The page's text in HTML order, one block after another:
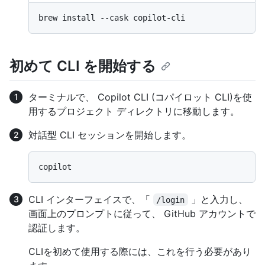
初めて CLI を開始する
ターミナルで、 Copilot CLI (コパイロット CLI)を使
用するプロジェクト ディレクトリに移動します。
対話型 CLI セッションを開始します。
CLI インターフェイスで、「 /login
」と入力し、
画面上のプロンプトに従って、 GitHub アカウントで
認証します。
CLIを初めて使用する際には、これを行う必要があり